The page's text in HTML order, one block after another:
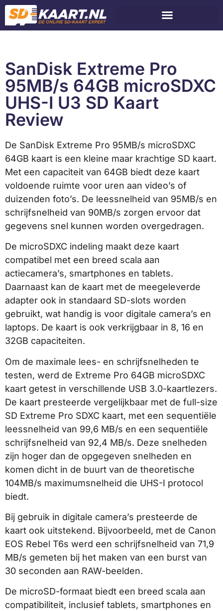
SanDisk Extreme Pro
95MB/s 64GB microSDXC
UHS-I U3 SD Kaart
Review
De SanDisk Extreme Pro 95MB/s microSDXC
64GB kaart is een kleine maar krachtige SD kaart.
Met een capaciteit van 64GB biedt deze kaart
voldoende ruimte voor uren aan video’s of
duizenden foto’s. De leessnelheid van 95MB/s en
schrijfsnelheid van 90MB/s zorgen ervoor dat
gegevens snel kunnen worden overgedragen.
De microSDXC indeling maakt deze kaart
compatibel met een breed scala aan
actiecamera’s, smartphones en tablets.
Daarnaast kan de kaart met de meegeleverde
adapter ook in standaard SD-slots worden
gebruikt, wat handig is voor digitale camera’s en
laptops. De kaart is ook verkrijgbaar in 8, 16 en
32GB capaciteiten.
Om de maximale lees- en schrijfsnelheden te
testen, werd de Extreme Pro 64GB microSDXC
kaart getest in verschillende USB 3.0-kaartlezers.
De kaart presteerde vergelijkbaar met de full-size
SD Extreme Pro SDXC kaart, met een sequentiële
leessnelheid van 99,6 MB/s en een sequentiële
schrijfsnelheid van 92,4 MB/s. Deze snelheden
zijn hoger dan de opgegeven snelheden en
komen dicht in de buurt van de theoretische
104MB/s maximumsnelheid die UHS-I protocol
biedt.
Bij gebruik in digitale camera’s presteerde de
kaart ook uitstekend. Bijvoorbeeld, met de Canon
EOS Rebel T6s werd een schrijfsnelheid van 71,9
MB/s gemeten bij het maken van een burst van
30 seconden aan RAW-beelden.
De microSD-formaat biedt een breed scala aan
compatibiliteit, inclusief tablets, smartphones en